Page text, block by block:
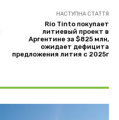
НАСТУПНА СТАТТЯ
Rio Tinto покупает
литиевый проект в
Аргентине за $825 млн,
ожидает дефицита
предложения лития с 2025г